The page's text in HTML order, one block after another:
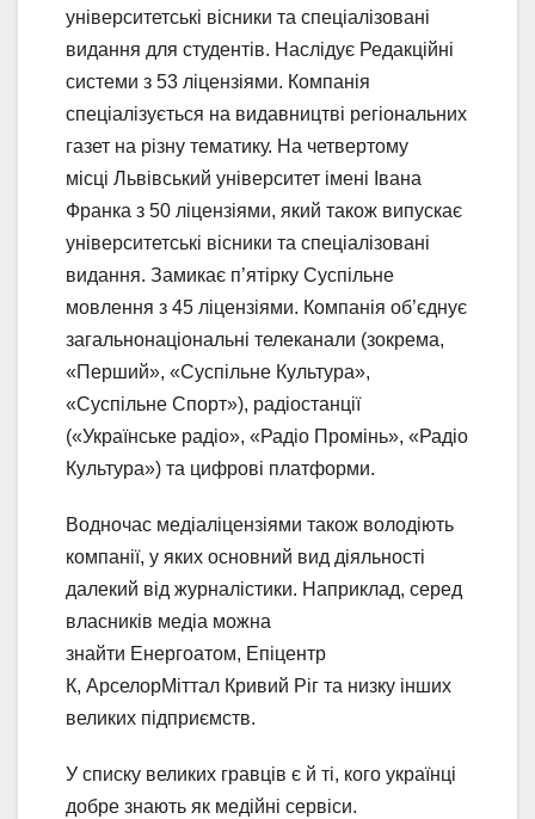
університетські вісники та спеціалізовані
видання для студентів. Наслідує Редакційні
системи з 53 ліцензіями. Компанія
спеціалізується на видавництві регіональних
газет на різну тематику. На четвертому
місці Львівський університет імені Івана
Франка з 50 ліцензіями, який також випускає
університетські вісники та спеціалізовані
видання. Замикає п’ятірку Суспільне
мовлення з 45 ліцензіями. Компанія об’єднує
загальнонаціональні телеканали (зокрема,
«Перший», «Суспільне Культура»,
«Суспільне Спорт»), радіостанції
(«Українське радіо», «Радіо Промінь», «Радіо
Культура») та цифрові платформи.
Водночас медіаліцензіями також володіють
компанії, у яких основний вид діяльності
далекий від журналістики. Наприклад, серед
власників медіа можна
знайти Енергоатом, Епіцентр
К, АрселорМіттал Кривий Ріг та низку інших
великих підприємств.
У списку великих гравців є й ті, кого українці
добре знають як медійні сервіси.